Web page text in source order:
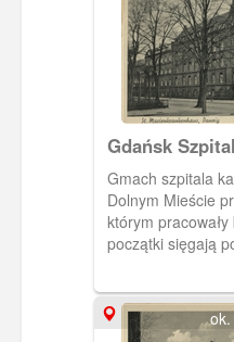
Gdańsk
Danzig Die
Gmach szpitala
Dolnym Mieście
którym
początki sięgają
rozbudowywany.
od 16 VIII 1952 r.